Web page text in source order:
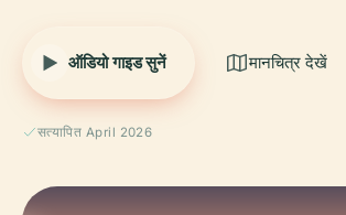
ऑडियो गाइड सुनें मानचित्र देखें
सत्यापित April 2026